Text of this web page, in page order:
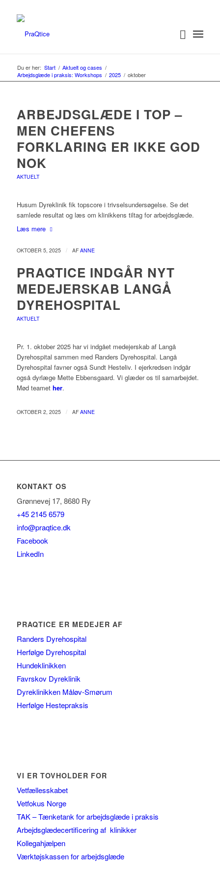
Du er her: Start / Aktuelt og cases /
Arbejdsglæde i praksis: Workshops / 2025 / oktober
ARBEJDSGLÆDE I TOP –
MEN CHEFENS
FORKLARING ER IKKE GOD
NOK
AKTUELT
Husum Dyreklinik fik topscore i trivselsundersøgelse. Se det
samlede resultat og læs om klinikkens tiltag for arbejdsglæde.
Læs mere
OKTOBER 5, 2025 / AF ANNE
PRAQTICE INDGÅR NYT
MEDEJERSKAB LANGÅ
DYREHOSPITAL
AKTUELT
Pr. 1. oktober 2025 har vi indgået medejerskab af Langå
Dyrehospital sammen med Randers Dyrehospital. Langå
Dyrehospital favner også Sundt Hesteliv. I ejerkredsen indgår
også dyrlæge Mette Ebbensgaard. Vi glæder os til samarbejdet.
Mød teamet her.
OKTOBER 2, 2025 / AF ANNE
KONTAKT OS
Grønnevej 17, 8680 Ry
+45 2145 6579
info@praqtice.dk
Facebook
LinkedIn
PRAQTICE ER MEDEJER AF
Randers Dyrehospital
Herfølge Dyrehospital
Hundeklinikken
Favrskov Dyreklinik
Dyreklinikken Måløv-Smørum
Herfølge Hestepraksis
VI ER TOVHOLDER FOR
Vetfællesskabet
Vetfokus Norge
TAK – Tænketank for arbejdsglæde i praksis
Arbejdsglædecertificering af klinikker
Kollegahjælpen
Værktøjskassen for arbejdsglæde